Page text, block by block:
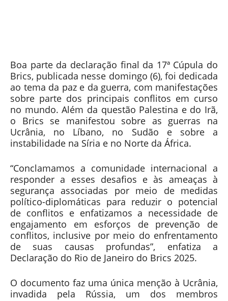
Boa parte da declaração final da 17ª Cúpula do
Brics, publicada nesse domingo (6), foi dedicada
ao tema da paz e da guerra, com manifestações
sobre parte dos principais conflitos em curso
no mundo. Além da questão Palestina e do Irã,
o Brics se manifestou sobre as guerras na
Ucrânia, no Líbano, no Sudão e sobre a
instabilidade na Síria e no Norte da África.
“Conclamamos a comunidade internacional a
responder a esses desafios e às ameaças à
segurança associadas por meio de medidas
político-diplomáticas para reduzir o potencial
de conflitos e enfatizamos a necessidade de
engajamento em esforços de prevenção de
conflitos, inclusive por meio do enfrentamento
de suas causas profundas”, enfatiza a
Declaração do Rio de Janeiro do Brics 2025.
O documento faz uma única menção à Ucrânia,
invadida pela Rússia, um dos membros